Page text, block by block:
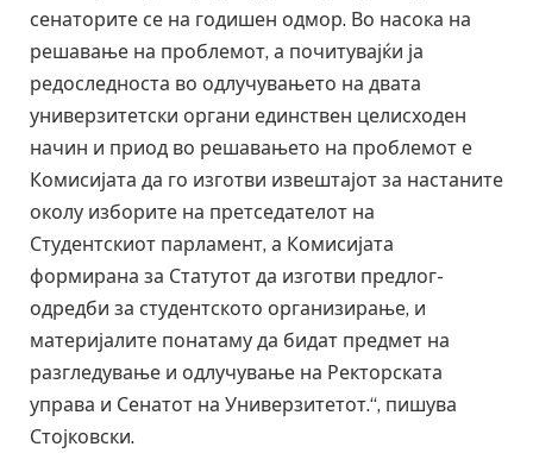
сенаторите се на годишен одмор. Во насока на
решавање на проблемот, а почитувајќи ја
редоследноста во одлучувањето на двата
универзитетски органи единствен целисходен
начин и приод во решавањето на проблемот е
Комисијата да го изготви извештајот за настаните
околу изборите на претседателот на
Студентскиот парламент, а Комисијата
формирана за Статутот да изготви предлог-
одредби за студентското организирање, и
материјалите понатаму да бидат предмет на
разгледување и одлучување на Ректорската
управа и Сенатот на Универзитетот.“, пишува
Стојковски.